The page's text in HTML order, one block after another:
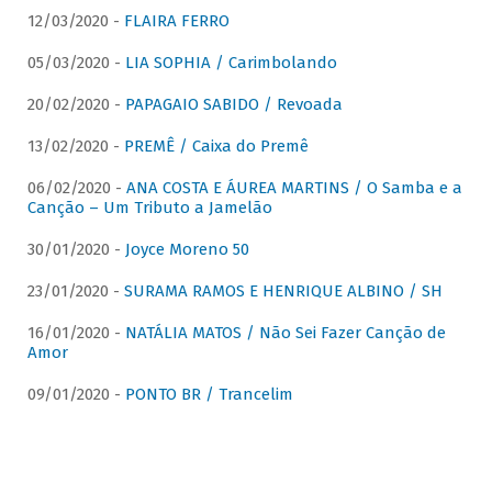
12/03/2020 - FLAIRA FERRO
05/03/2020 - LIA SOPHIA / Carimbolando
20/02/2020 - PAPAGAIO SABIDO / Revoada
13/02/2020 - PREMÊ / Caixa do Premê
06/02/2020 - ANA COSTA E ÁUREA MARTINS / O Samba e a
Canção – Um Tributo a Jamelão
30/01/2020 - Joyce Moreno 50
23/01/2020 - SURAMA RAMOS E HENRIQUE ALBINO / SH
16/01/2020 - NATÁLIA MATOS / Não Sei Fazer Canção de
Amor
09/01/2020 - PONTO BR / Trancelim